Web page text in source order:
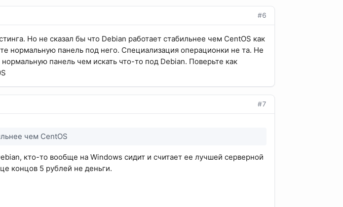
#6
Но не сказал бы что Debian работает стабильнее чем CentOS как
нормальную панель под него. Специализация операционки не та. Не
панель чем искать что-то под Debian. Поверьте как
#7
чем CentOS
кто-то вообще на Windows сидит и считает ее лучшей серверной
концов 5 рублей не деньги.